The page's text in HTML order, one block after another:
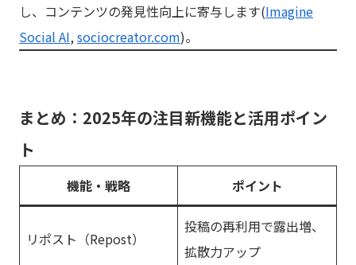
し、コンテンツの発見性向上に寄与します(Imagine
Social AI,sociocreator.com)。
まとめ：2025年の注目新機能と活用ポイン
ト
機能・戦略 ポイント
リポスト（Repost）
投稿の再利用で露出増、
拡散力アップ